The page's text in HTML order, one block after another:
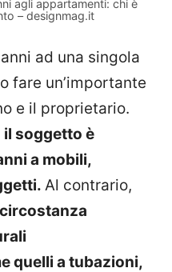
agli appartamenti: chi è
– designmag.it
ad una singola
fare un’importante
e il proprietario.
il soggetto è
a mobili,
Al contrario,
quelli a tubazioni,